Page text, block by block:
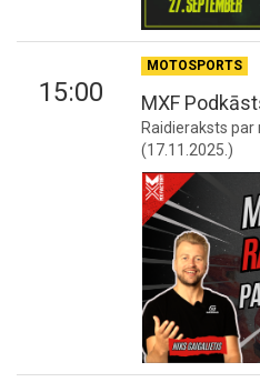
15:00
MOTOSPORTS
MXF
Raidieraksts par
(17.11.2025.)